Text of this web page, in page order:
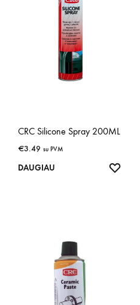
CRC Silicone Spray 200ML
€3.49 su PVM
DAUGIAU